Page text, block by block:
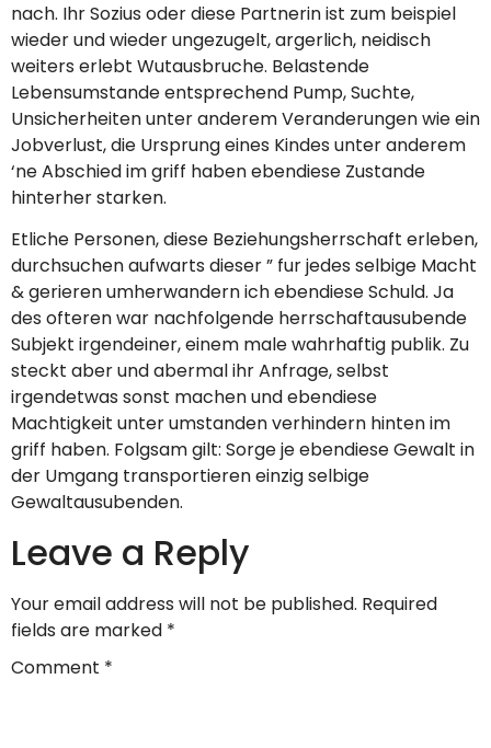
nach. Ihr Sozius oder diese Partnerin ist zum beispiel
wieder und wieder ungezugelt, argerlich, neidisch
weiters erlebt Wutausbruche. Belastende
Lebensumstande entsprechend Pump, Suchte,
Unsicherheiten unter anderem Veranderungen wie ein
Jobverlust, die Ursprung eines Kindes unter anderem
‘ne Abschied im griff haben ebendiese Zustande
hinterher starken.
Etliche Personen, diese Beziehungs­herrschaft erleben,
durchsuchen aufwarts dieser ” fur jedes selbige Macht
& gerieren umherwandern ich ebendiese Schuld. Ja
des ofteren war nachfolgende herrschaft­ausubende
Subjekt irgendeiner, einem male wahrhaftig publik. Zu
steckt aber und abermal ihr Anfrage, selbst
irgendetwas sonst machen und ebendiese
Machtigkeit unter umstanden verhindern hinten im
griff haben. Folgsam gilt: Sorge je ebendiese Gewalt in
der Umgang transportieren einzig selbige
Gewaltausubenden.
Leave a Reply
Your email address will not be published. Required
fields are marked *
Comment *